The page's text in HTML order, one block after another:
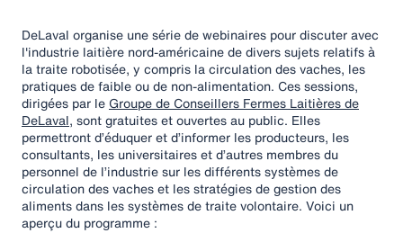
DeLaval organise une série de webinaires pour discuter avec
l'industrie laitière nord-américaine de divers sujets relatifs à
la traite robotisée, y compris la circulation des vaches, les
pratiques de faible ou de non-alimentation. Ces sessions,
dirigées par le Groupe de Conseillers Fermes Laitières de
DeLaval, sont gratuites et ouvertes au public. Elles
permettront d’éduquer et d’informer les producteurs, les
consultants, les universitaires et d’autres membres du
personnel de l’industrie sur les différents systèmes de
circulation des vaches et les stratégies de gestion des
aliments dans les systèmes de traite volontaire. Voici un
aperçu du programme :